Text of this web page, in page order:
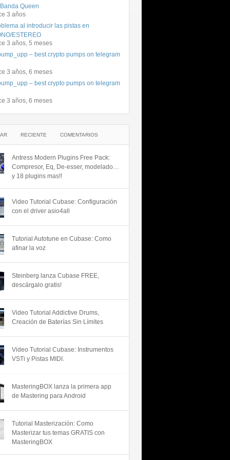
Queen
3 años
al introducir las pistas en
ESTEREO
3 años, 5 meses
– best crypto pumps on telegram
3 años, 6 meses
– best crypto pumps on telegram
3 años, 6 meses
RECIENTE COMENTARIOS
Antress Modern Plugins Free Pack:
Compresor, Eq, De-esser, modelado…
y 18 plugins mas!!
Video Tutorial Cubase: Configuración
con el driver asio4all
Tutorial Autotune en Cubase: Como
afinar la voz
Steinberg lanza Cubase FREE,
descárgalo gratis!
Video Tutorial Addictive Drums,
Creación de Baterías Sin Límites
Video Tutorial Cubase: Instrumentos
VSTi y Pistas MIDI.
MasteringBOX lanza la primera app
de Mastering para Android
Tutorial Masterización: Como
Masterizar tus temas GRATIS con
MasteringBOX